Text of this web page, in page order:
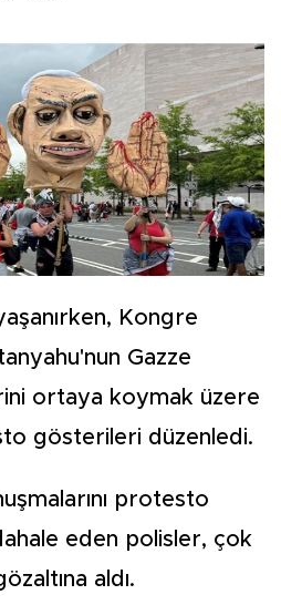
Kongre
Gazze
ortaya koymak üzere
gösterileri düzenledi.
protesto
eden polisler, çok
aldı.